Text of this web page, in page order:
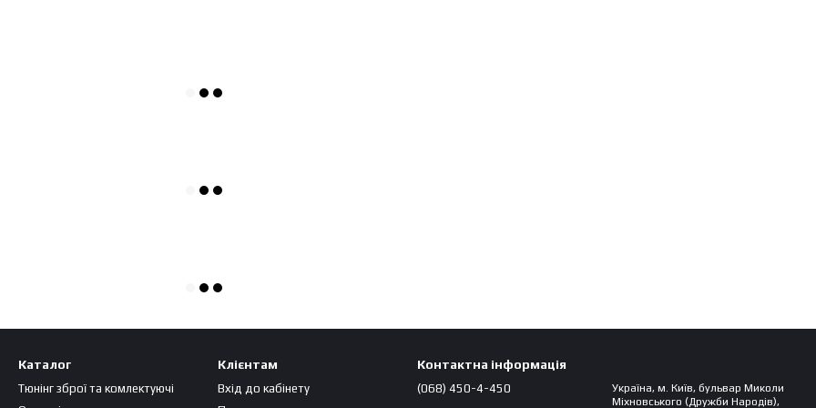
Каталог
Тюнінг зброї та комлектуючі
Клієнтам
Вхід до кабінету
Контактна інформація
(068) 450-4-450
Україна, м. Київ, бульвар Миколи
Міхновського (Дружби Народів),